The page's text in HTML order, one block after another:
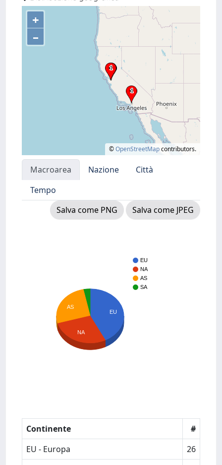
+
–
©OpenStreetMapcontributors.
Macroarea Nazione
Città
Tempo
Salva come PNG
Salva come JPEG
EU
NA
AS
SA
EU
AS
NA
Continente
#
EU - Europa
26